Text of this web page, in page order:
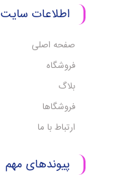
اطلاعات سایت
صفحه اصلی
فروشگاه
بلاگ
فروشگاها
ارتباط با ما
پیوندهای مهم